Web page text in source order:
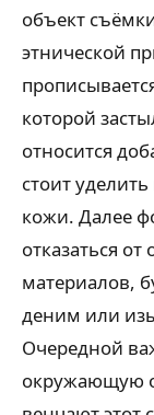
объект
этнической
которой
относится
стоит
кожи. Далее
отказаться
материалов,
деним или
Очередной
окружающую